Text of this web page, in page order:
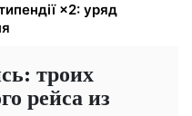
×2: уряд
троих
рейса из